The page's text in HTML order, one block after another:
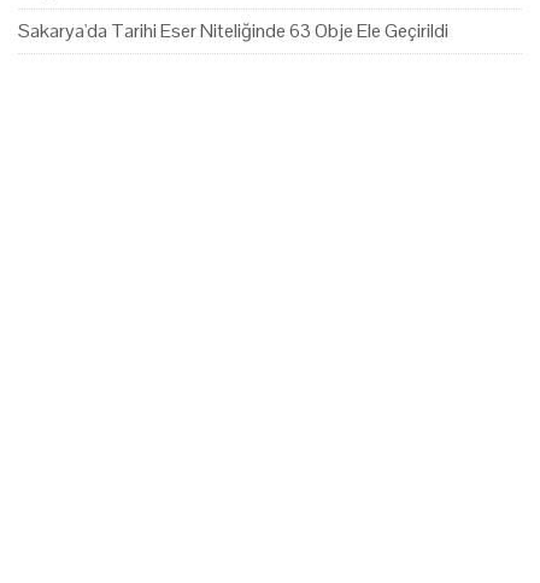
Sakarya'da Tarihi Eser Niteliğinde 63 Obje Ele Geçirildi